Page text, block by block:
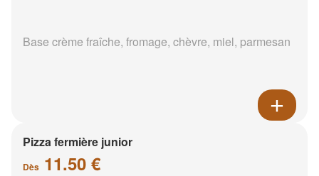
Base crème fraîche, fromage, chèvre, miel, parmesan
Pizza fermière junior
Dès 11.50 €